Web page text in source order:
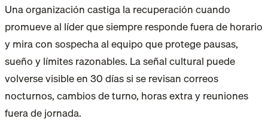
Una organización castiga la recuperación cuando
promueve al líder que siempre responde fuera de horario
y mira con sospecha al equipo que protege pausas,
sueño y límites razonables. La señal cultural puede
volverse visible en 30 días si se revisan correos
nocturnos, cambios de turno, horas extra y reuniones
fuera de jornada.